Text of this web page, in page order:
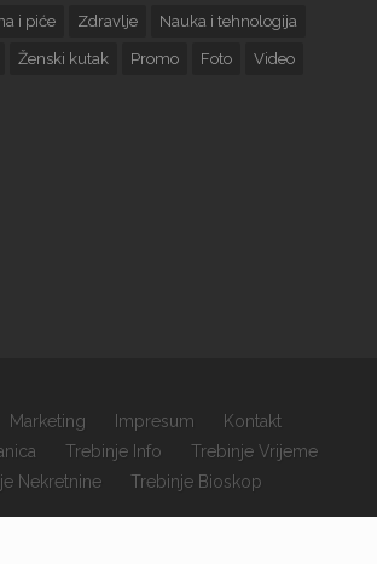
×
i piće Zdravlje Nauka i tehnologija
Ženski kutak Promo Foto Video
Marketing Impresum
Kontakt
Trebinje Info
Trebinje Vrijeme
Nekretnine
Trebinje Bioskop
© 2026 sva prava zadržana.